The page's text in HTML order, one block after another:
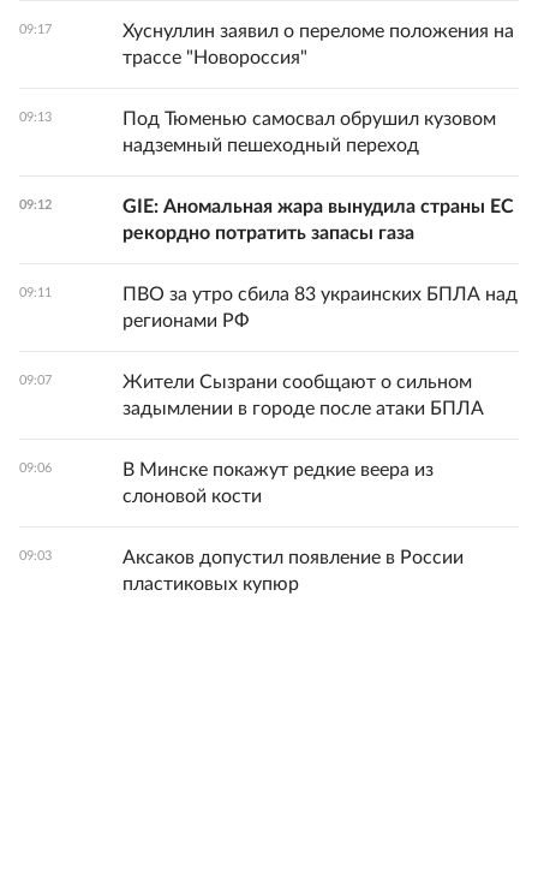
09:17
Хуснуллин заявил о переломе положения на
трассе "Новороссия"
09:13
Под Тюменью самосвал обрушил кузовом
надземный пешеходный переход
09:12
GIE: Аномальная жара вынудила страны ЕС
рекордно потратить запасы газа
09:11
ПВО за утро сбила 83 украинских БПЛА над
регионами РФ
09:07
Жители Сызрани сообщают о сильном
задымлении в городе после атаки БПЛА
09:06
В Минске покажут редкие веера из
слоновой кости
09:03
Аксаков допустил появление в России
пластиковых купюр